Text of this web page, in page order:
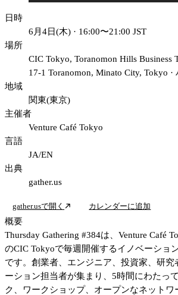
日時
6月4日(木) · 16:00〜21:00 JST
場所
CIC Tokyo, Toranomon Hills Business
17-1 Toranomon, Minato City, Tokyo ·
地域
関東(東京)
主催者
Venture Café Tokyo
言語
JA/EN
出典
gather.us
gather.usで開く カレンダーに追加
概要
Thursday Gathering #384は、Venture Café
のCIC Tokyoで毎週開催するイノベーショ
です。創業者、エンジニア、投資家、研究
ーション担当者が集まり、5時間にわたっ
ク、ワークショップ、オープンなネットワ